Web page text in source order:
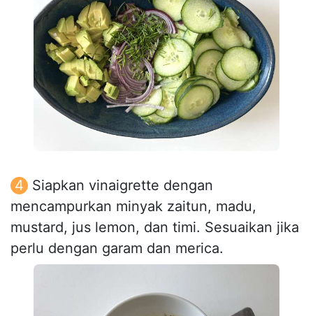
Siapkan vinaigrette dengan
mencampurkan minyak zaitun, madu,
mustard, jus lemon, dan timi. Sesuaikan jika
perlu dengan garam dan merica.